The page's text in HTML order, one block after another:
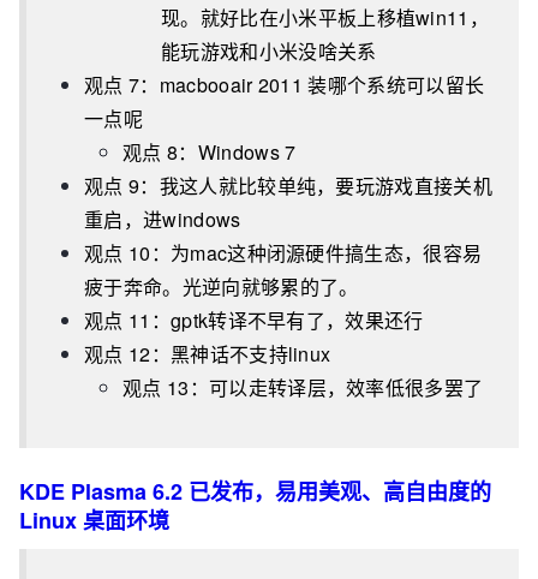
现。就好比在小米平板上移植win11，
能玩游戏和小米没啥关系
观点 7：macbooair 2011 装哪个系统可以留长
一点呢
观点 8：Windows 7
观点 9：我这人就比较单纯，要玩游戏直接关机
重启，进windows
观点 10：为mac这种闭源硬件搞生态，很容易
疲于奔命。光逆向就够累的了。
观点 11：gptk转译不早有了，效果还行
观点 12：黑神话不支持linux
观点 13：可以走转译层，效率低很多罢了
KDE Plasma 6.2 已发布，易用美观、高自由度的
Linux 桌面环境